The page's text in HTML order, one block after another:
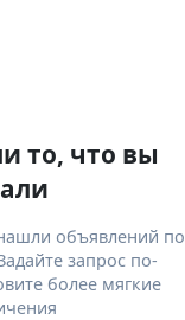
то, что вы
объявлений по
запрос по-
более мягкие